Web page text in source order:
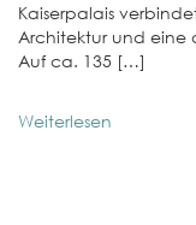
Kaiserpalais
Architektur und eine
Auf ca. 135 […]
Weiterlesen